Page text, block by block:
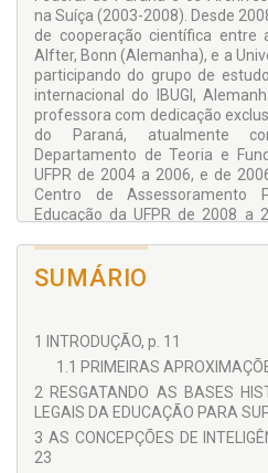
na Suíça (2003-2008). Desde
de cooperação científica entre
Alfter, Bonn (Alemanha), e a
participando do grupo de
internacional do IBUGI,
professora com dedicação
do Paraná, atualmente
Departamento de Teoria e
UFPR de 2004 a 2006, e de
Centro de Assessoramento
Educação da UFPR de 2008 a
Líder do Grupo de
Aprendizagem e
teses voltadas às discussões
Jean Piaget, Rudolf
produtividade do CNPq.
CRISTIANA LOPES
Mestre em Educação pelo
Educação (PPGE) da
SUMÁRIO
1 INTRODUÇÃO, p. 11
1.1 PRIMEIRAS
2 RESGATANDO AS BASES
LEGAIS DA EDUCAÇÃO PARA
3 AS CONCEPÇÕES DE
23